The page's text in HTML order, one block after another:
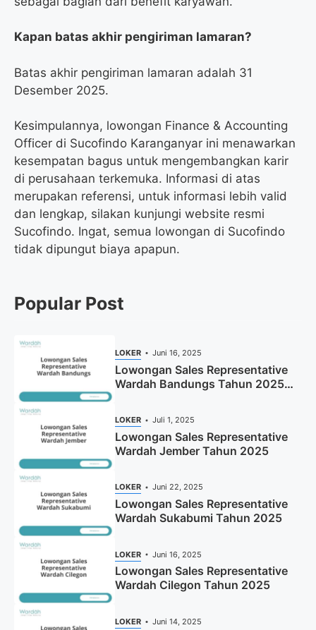
Kapan batas akhir pengiriman lamaran?
Batas akhir pengiriman lamaran adalah 31
Desember 2025.
Kesimpulannya, lowongan Finance & Accounting
Officer di Sucofindo Karanganyar ini menawarkan
kesempatan bagus untuk mengembangkan karir
di perusahaan terkemuka. Informasi di atas
merupakan referensi, untuk informasi lebih valid
dan lengkap, silakan kunjungi website resmi
Sucofindo. Ingat, semua lowongan di Sucofindo
tidak dipungut biaya apapun.
Popular Post
LOKER Juni 16, 2025
Lowongan Sales Representative
Wardah Bandungs Tahun 2025
LOKER Juli 1, 2025
Lowongan Sales Representative
Wardah Jember Tahun 2025
LOKER Juni 22, 2025
Lowongan Sales Representative
Wardah Sukabumi Tahun 2025
LOKER Juni 16, 2025
Lowongan Sales Representative
Wardah Cilegon Tahun 2025
LOKER Juni 14, 2025